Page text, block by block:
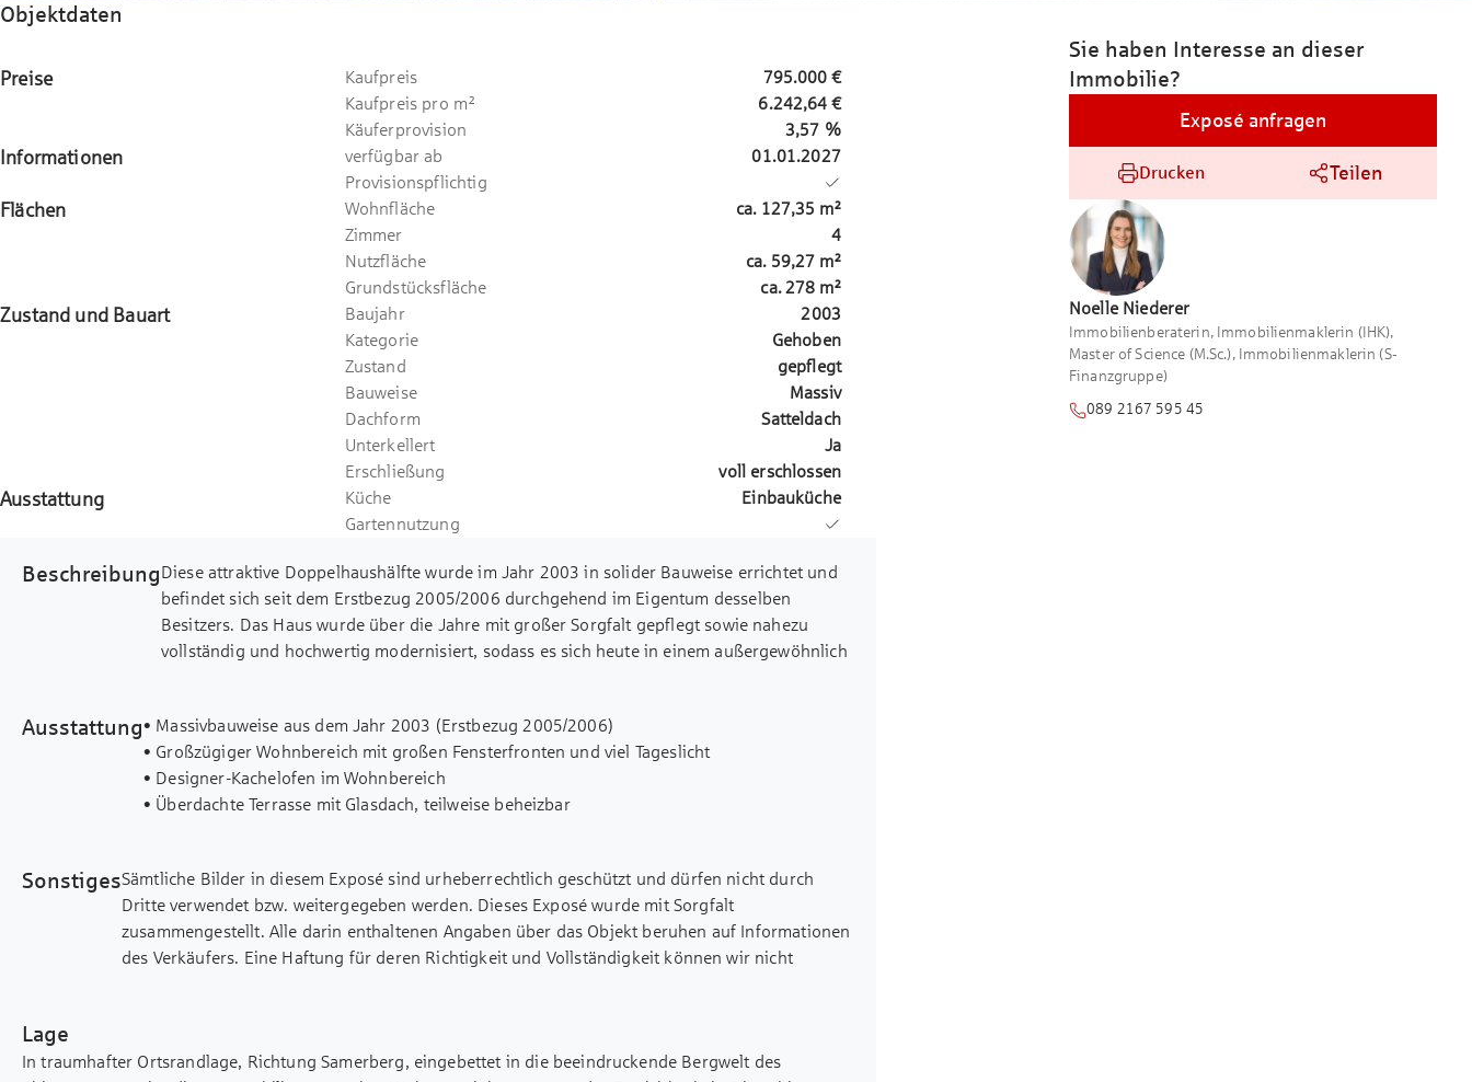
Objektdaten
Preise Kaufpreis
795.000 €
Kaufpreis pro m²
6.242,64 €
Käuferprovision
3,57 %
Informationen verfügbar ab
01.01.2027
Provisionspflichtig
Flächen Wohnfläche ca. 127,35 m²
Zimmer
4
Nutzfläche
ca. 59,27 m²
Grundstücksfläche
ca.278 m²
Zustand und Bauart Baujahr
2003
Kategorie
Gehoben
Zustand
gepflegt
Bauweise
Massiv
Dachform
Satteldach
Unterkellert
Ja
Erschließung
voll erschlossen
Ausstattung Küche
Einbauküche
Gartennutzung
BeschreibungDiese attraktive Doppelhaushälfte wurde im Jahr 2003 in solider Bauweise errichtet und
befindet sich seit dem Erstbezug 2005/2006 durchgehend im Eigentum desselben
Besitzers. Das Haus wurde über die Jahre mit großer Sorgfalt gepflegt sowie nahezu
vollständig und hochwertig modernisiert, sodass es sich heute in einem außergewöhnlich
und zugleich wohnliche Raumaufteilung. Der großzügige Wohn- und Essbereich bildet
das Herzstück des Hauses und wird durch einen stilvollen Designer-Kachelofen geprägt,
der eine besonders behagliche Wohnatmosphäre schafft. Große Fensterfronten sorgen für
helle, lichtdurchflutete Räume und unterstreichen das freundliche Wohngefühl.
angrenzende geflieste Steinbodenterrasse mit Markise und dem gut eingewachsenen
Garten bietet zusätzlichen Raum für Erholung, Freizeit und entspannte Stunden im
Grünen.
Auch der Untergeschossbereich überzeugt durch seine vielseitige Nutzbarkeit. Neben
Das Grundstück umfasst ca. 278 m² und bietet zusätzlich praktische Stellmöglichkeiten
Ausstattung• Massivbauweise aus dem Jahr 2003 (Erstbezug 2005/2006)
• Großzügiger Wohnbereich mit großen Fensterfronten und viel Tageslicht
• Designer-Kachelofen im Wohnbereich
• Überdachte Terrasse mit Glasdach, teilweise beheizbar
• Einbauküche vorhanden
• Diverse Einbaumöbel im Haus
• Gäste-WC im Erdgeschoss
• Badezimmer mit Dusche und Eckbadewanne
• Nutzung eines Außenstellplatzes
SonstigesSämtliche Bilder in diesem Exposé sind urheberrechtlich geschützt und dürfen nicht durch
Dritte verwendet bzw. weitergegeben werden. Dieses Exposé wurde mit Sorgfalt
zusammengestellt. Alle darin enthaltenen Angaben über das Objekt beruhen auf Informationen
des Verkäufers. Eine Haftung für deren Richtigkeit und Vollständigkeit können wir nicht
Lage
In traumhafter Ortsrandlage, Richtung Samerberg, eingebettet in die beeindruckende Bergwelt des
Sie haben Interesse an dieser
Immobilie?
Exposé anfragen
Drucken Teilen
Noelle Niederer
Immobilienberaterin, Immobilienmaklerin (IHK),
Master of Science (M.Sc.), Immobilienmaklerin (S-
Finanzgruppe)
089 2167 595 45